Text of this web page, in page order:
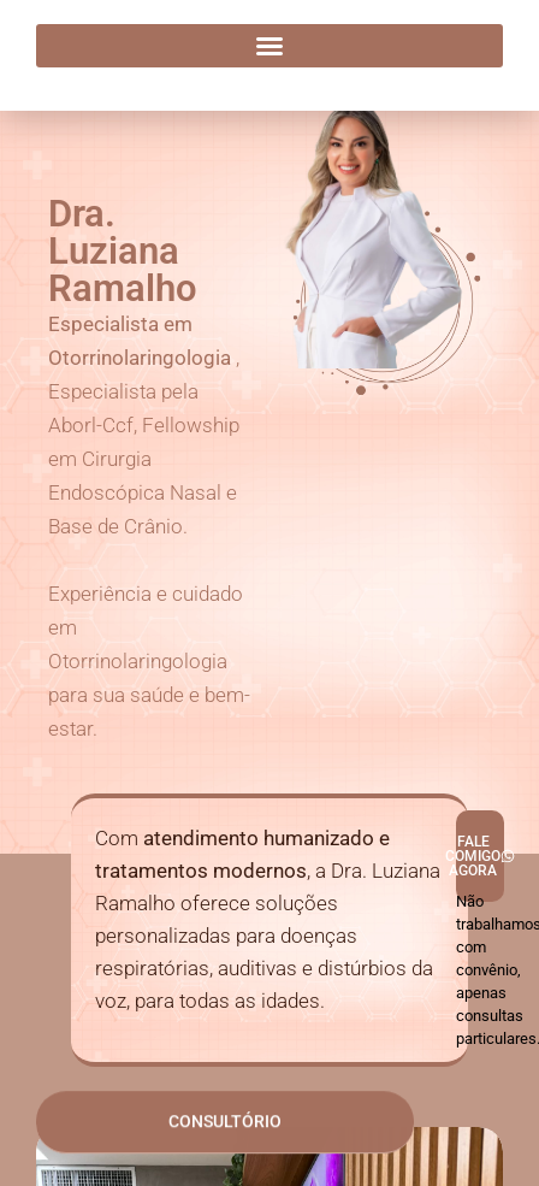
Dra. Luziana Ramalho
Dra.
Luziana
Ramalho
Especialista em
Otorrinolaringologia ,
Especialista pela
Aborl-Ccf, Fellowship
em Cirurgia
Endoscópica Nasal e
Base de Crânio.
Experiência e cuidado
em
Otorrinolaringologia
para sua saúde e bem-
estar.
Com atendimento humanizado e
tratamentos modernos, a Dra. Luziana
Ramalho oferece soluções
personalizadas para doenças
respiratórias, auditivas e distúrbios da
voz, para todas as idades.
FALE
COMIGO
AGORA
Não
com
convênio,
apenas
consultas
particulares.
CONSULTÓRIO